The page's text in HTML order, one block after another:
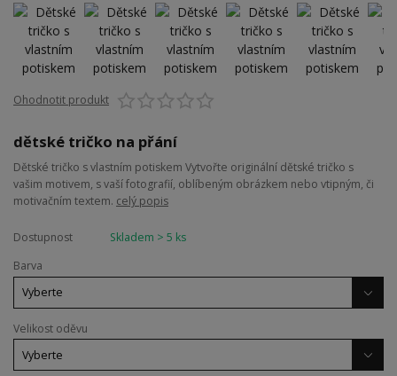
Ohodnotit produkt
dětské tričko na přání
Dětské tričko s vlastním potiskem Vytvořte originální dětské tričko s
vašim motivem, s vaší fotografií, oblíbeným obrázkem nebo vtipným, či
motivačním textem. celý popis
Dostupnost
Skladem > 5 ks
Barva
Velikost oděvu